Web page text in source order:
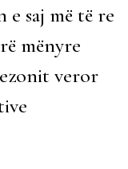
saj më të re
mënyre
veror